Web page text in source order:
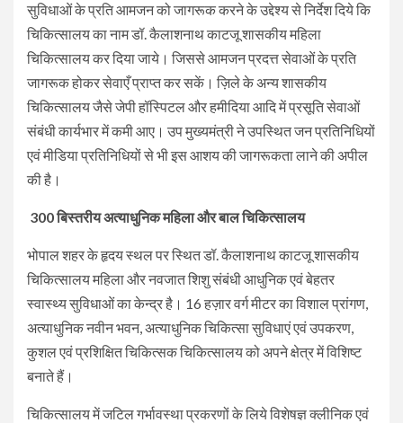
सुविधाओं के प्रति आमजन को जागरूक करने के उद्देश्य से निर्देश दिये कि
चिकित्सालय का नाम डॉ. कैलाशनाथ काटजू शासकीय महिला
चिकित्सालय कर दिया जाये। जिससे आमजन प्रदत्त सेवाओं के प्रति
जागरूक होकर सेवाएँ प्राप्त कर सकें। ज़िले के अन्य शासकीय
चिकित्सालय जैसे जेपी हॉस्पिटल और हमीदिया आदि में प्रसूति सेवाओं
संबंधी कार्यभार में कमी आए। उप मुख्यमंत्री ने उपस्थित जन प्रतिनिधियों
एवं मीडिया प्रतिनिधियों से भी इस आशय की जागरूकता लाने की अपील
की है।
300 बिस्तरीय अत्याधुनिक महिला और बाल चिकित्सालय
भोपाल शहर के हृदय स्थल पर स्थित डॉ. कैलाशनाथ काटजू शासकीय
चिकित्सालय महिला और नवजात शिशु संबंधी आधुनिक एवं बेहतर
स्वास्थ्य सुविधाओं का केन्द्र है। 16 हज़ार वर्ग मीटर का विशाल प्रांगण,
अत्याधुनिक नवीन भवन, अत्याधुनिक चिकित्सा सुविधाएं एवं उपकरण,
कुशल एवं प्रशिक्षित चिकित्सक चिकित्सालय को अपने क्षेत्र में विशिष्ट
बनाते हैं।
चिकित्सालय में जटिल गर्भावस्था प्रकरणों के लिये विशेषज्ञ क्लीनिक एवं